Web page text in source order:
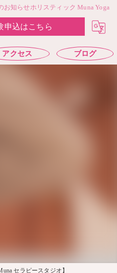
お知らせホリスティック Muna Yoga
申込はこちら
アクセス ブログ
セラピースタジオ】